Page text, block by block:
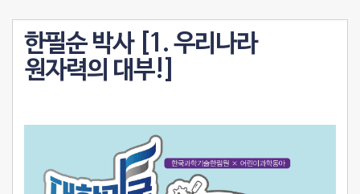
한필순 박사 [1. 우리나라
원자력의 대부!]